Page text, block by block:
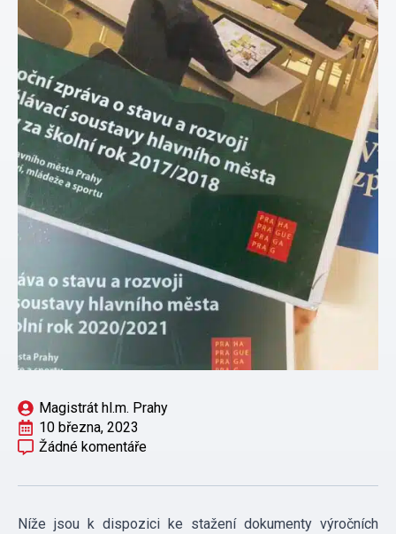
Magistrát hl.m. Prahy
10 března, 2023
Žádné komentáře
Níže jsou k dispozici ke stažení dokumenty výročních